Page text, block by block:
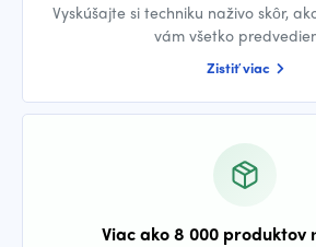
Vyskúšajte si techniku naživo skôr,
vám všetko
Zistiť viac
Viac ako 8 000 produktov